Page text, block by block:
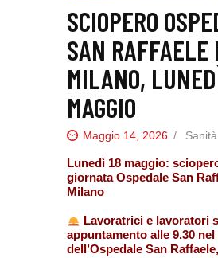
INTERNAZIONALE
RASSEGNA STAMPA
SCIOPERO
SAN RAFFAELE
MILANO,
MAGGIO
Maggio 14, 2026 Sanità
Lunedì 18 maggio:
giornata Ospedale San
Milano
Lavoratrici e lavoratori
appuntamento alle 9.30
dell’Ospedale San